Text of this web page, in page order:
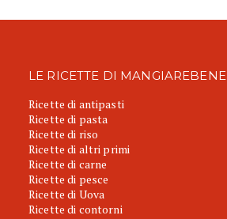
LE RICETTE DI MANGIAREBENE
Ricette di antipasti
Ricette di pasta
Ricette di riso
Ricette di altri primi
Ricette di carne
Ricette di pesce
Ricette di Uova
Ricette di contorni